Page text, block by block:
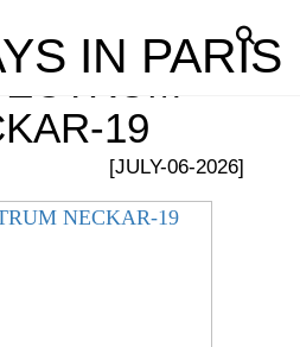
IN PARIS
19
[JULY-06-2026]